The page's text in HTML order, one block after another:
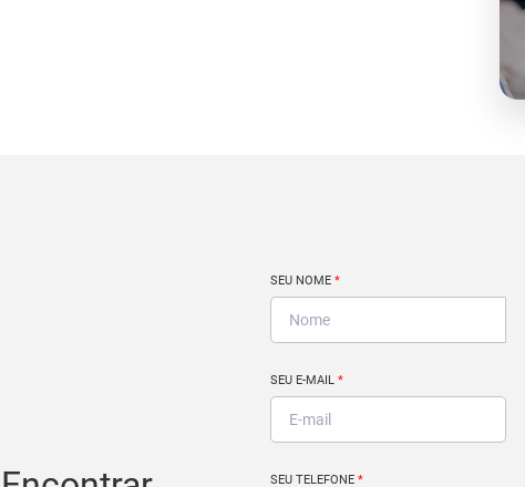
SEU NOME *
SEU E-MAIL *
SEU TELEFONE *